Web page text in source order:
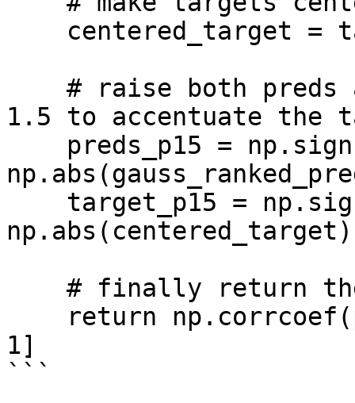
1.5 to accentuate the
1]
```